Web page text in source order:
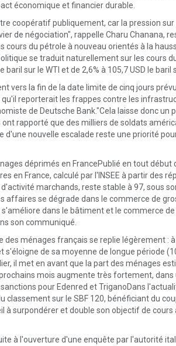
économique et financier durable.
coopératif publiquement, car la pression
de négociation", rappelle Charu Chanana,
cours du pétrole à nouveau orientés à la
se traduit naturellement sur les cours
sur le WTI et de 2,6% à 105,7 USD le baril
vers la fin de la date limite de cinq jours
reporterait les frappes contre les
de Deutsche Bank."Cela laisse donc un
rapporté que des milliers de soldats
d'une nouvelle escalade reste une priorité
déprimés en FrancePublié en tout début
en France, calculé par l'INSEE à partir des
marchands, reste stable à 97, sous
affaires se dégrade dans le commerce de
dans le bâtiment et le commerce de
son communiqué.
des ménages français se replie légèrement : à
s'éloigne de sa moyenne de longue période
il met en avant que la part des ménages
mois augmente très fortement, dans
pour Edenred et TriganoDans
classement sur le SBF 120, bénéficiant du
à surpondérer et double son objectif de cours
à l'ouverture d'une enquête par l'autorité